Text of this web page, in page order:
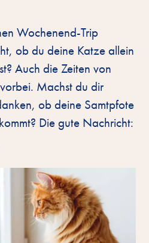
Wochenend-Trip
ob du deine Katze allein
Auch die Zeiten von
Machst du dir
ob deine Samtpfote
Die gute Nachricht: